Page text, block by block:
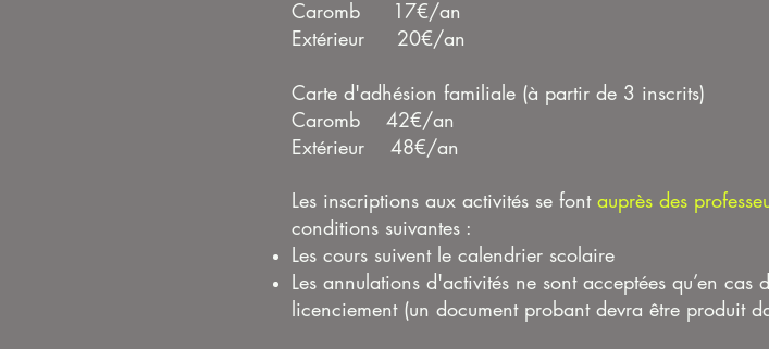
Caromb 17€/an
Extérieur 20€/an
Carte d'adhésion familiale (à partir de 3
Caromb 42€/an
Extérieur 48€/an
Les inscriptions aux activités se font auprès des
conditions suivantes :
Les cours suivent le calendrier scolaire
Les annulations d'activités ne sont acceptées qu’en
licenciement (un document probant devra être produit